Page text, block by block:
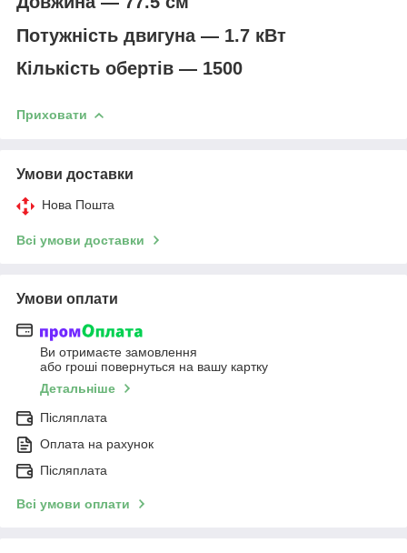
Потужність двигуна — 1.7 кВт
Кількість обертів — 1500
Приховати
Умови доставки
Нова Пошта
Всі умови доставки
Умови оплати
Ви отримаєте замовлення
або гроші повернуться на вашу картку
Детальніше
Післяплата
Оплата на рахунок
Післяплата
Всі умови оплати